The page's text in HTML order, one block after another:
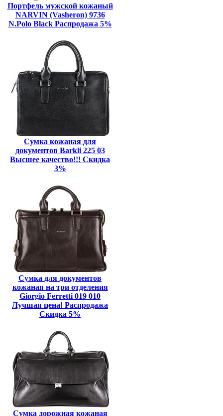
Портфель мужской кожаный
NARVIN (Vasheron) 9736
N.Polo Black Распродажа 5%
Сумка кожаная для
документов Barkli 225 03
Высшее качество!!! Скидка
3%
Сумка для документов
кожаная на три отделения
Giorgio Ferretti 019 010
Лучшая цена! Распродажа
Скидка 5%
Сумка дорожная кожаная